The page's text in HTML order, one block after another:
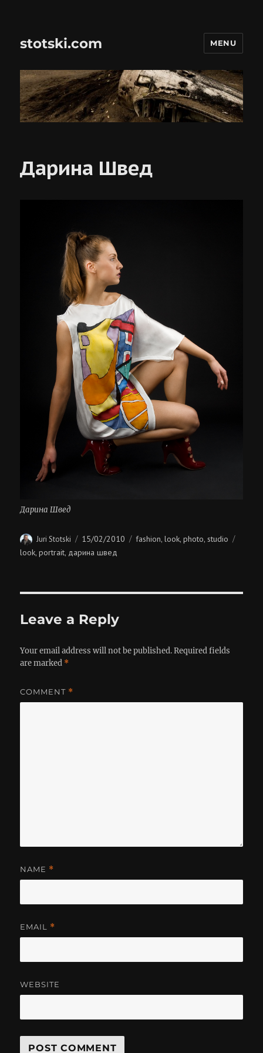
stotski.com MENU
Дарина Швед
Дарина Швед
Author
Juri Stotski
Posted
on
15/02/2010 Categories
fashion,look,photo,studio
look,portrait, дарина швед
Leave a Reply
Your email address will not be published. Required fields
are marked *
COMMENT *
NAME *
EMAIL *
WEBSITE